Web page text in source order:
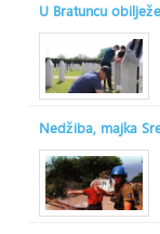
U Bratuncu
Nedžiba, majka